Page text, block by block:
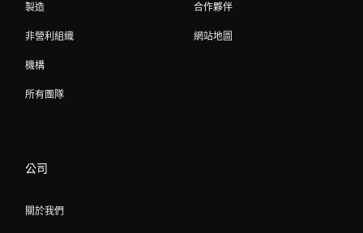
製造
非營利組織
機構
所有團隊
合作夥伴
網站地圖
公司
關於我們